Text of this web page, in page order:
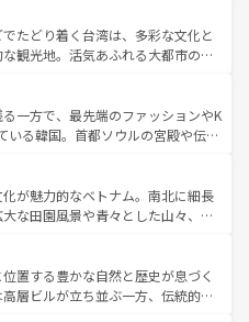
お、新着のアメリカ
を参照してほしい。
れる人々を迎えてくれるハワイの
フードやハワイアンミュージッ
など、すべてがハワイの魅力を彩
新着のハワイ情報
照してほしい。
にそびえるウルル（エアーズロッ
い原生林やケアンズの熱帯雨林な
。また、カフェやワイン、オージ
充実しており、サーフィンやダイ
、アウトドア好きにはたまらな
彩な魅力を存分に味わいつくそ
たどり着く台湾は、多彩な文化と
観光地。活気あふれる大都市の台
である台湾東部など、都市の喧騒
ており、訪れる人に新しい発見と
。また、奥深い台湾の食文化も魅
ーツなど、バラエティ豊かな料理
なお、新着の台湾情報は コンテンツ一覧を参
一方で、最先端のファッションやK
いる韓国。首都ソウルの宮殿や伝統
四季折々の自然美を楽しむことが
や焼肉、絶品のストリートフード
理が待っている。夜には、韓国な
韓国の多彩な魅力を心ゆくまで味
てみてほしい。 なお、新着の韓国情報はコンテンツ一
が魅力的なベトナム。南北に細長
な田園風景や青々とした山々、世
息づく。ハノイの古い町並みやホ
治時代の建物も、独特の雰囲気を
バラエティの豊かさとおいしさで
置する豊かな自然と歴史が息づく
層ビルが立ち並ぶ一方、伝統的な